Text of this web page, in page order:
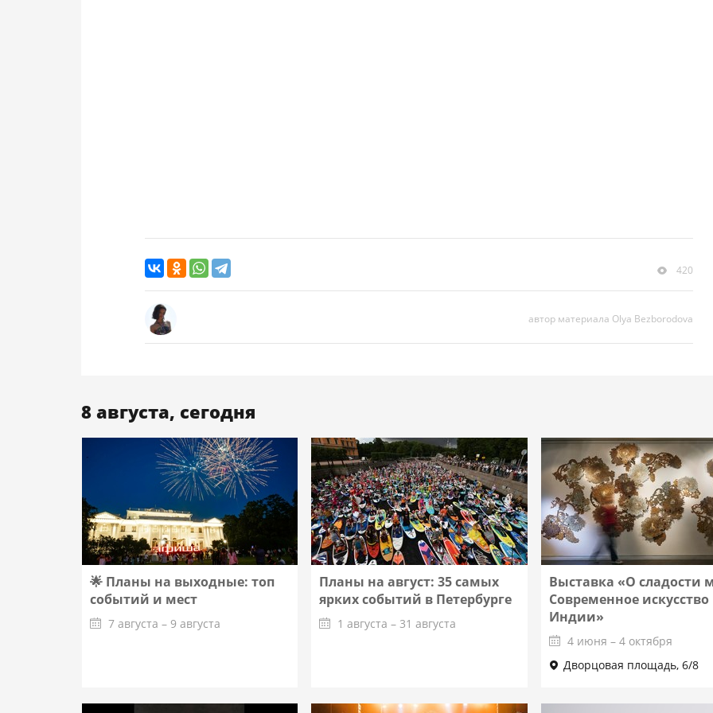
420
автор материала Olya Bezborodova
8 августа, сегодня
🌟 Планы на выходные: топ
событий и мест
7 августа – 9 августа
Планы на август: 35 самых
ярких событий в Петербурге
1 августа – 31 августа
Выставка «О сладости
Современное искусство
Индии»
4 июня – 4 октября
Дворцовая площадь, 6/8